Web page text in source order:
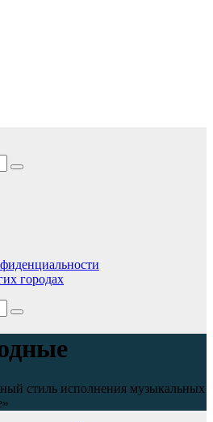
городах
стиль исполнения музыкальных